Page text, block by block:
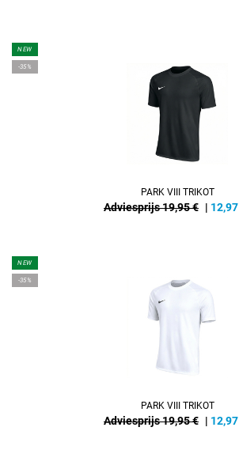
NEW
-35%
PARK VIII TRIKOT
Adviesprijs 19,95 € | 12,97
NEW
-35%
PARK VIII TRIKOT
Adviesprijs 19,95 € | 12,97